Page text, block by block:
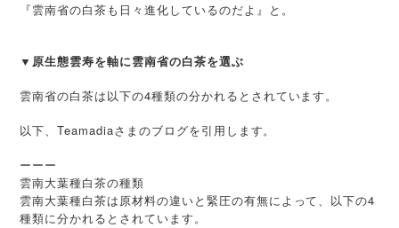
『雲南省の白茶も日々進化しているのだよ』と。
▼原生態雲寿を軸に雲南省の白茶を選ぶ
雲南省の白茶は以下の4種類の分かれるとされています。
以下、Teamadiaさまのブログを引用します。
ーーー
雲南大葉種白茶の種類
雲南大葉種白茶は原材料の違いと緊圧の有無によって、以下の4
種類に分かれるとされています。